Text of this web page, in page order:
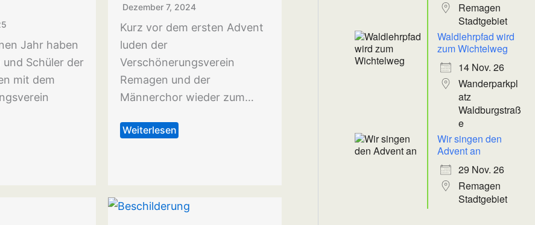
Jahr haben
und Schüler der
mit dem
Dezember 7, 2024
Kurz vor dem ersten Advent
luden der
Verschönerungsverein
Remagen und der
Männerchor wieder zum…
Weiterlesen
Remagen
Stadtgebiet
Waldlehrpfad wird
zum Wichtelweg
14 Nov. 26
Wanderparkpl
atz
Waldburgstraß
e
Wir singen den
Advent an
29 Nov. 26
Remagen
Stadtgebiet